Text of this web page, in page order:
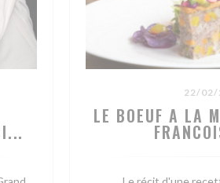
22/02/
LE BOEUF A LA